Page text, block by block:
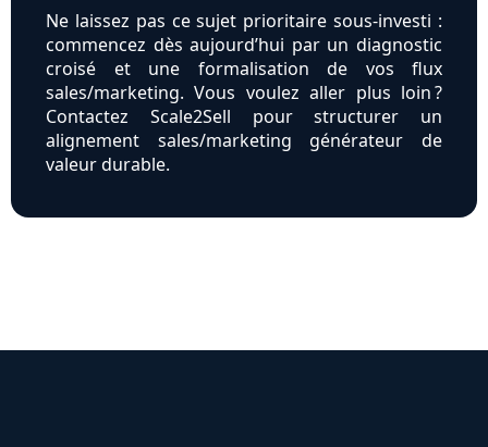
Ne laissez pas ce sujet prioritaire sous-investi :
commencez dès aujourd’hui par un diagnostic
croisé et une formalisation de vos flux
sales/marketing. Vous voulez aller plus loin ?
Contactez Scale2Sell pour structurer un
alignement sales/marketing générateur de
valeur durable.